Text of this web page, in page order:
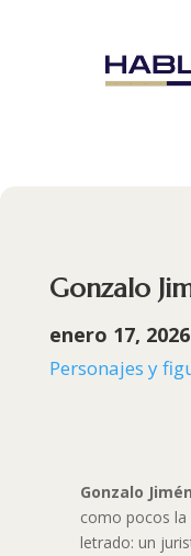
Gonzalo
enero 17, 2026
Personajes y
Gonzalo
como pocos
letrado: un